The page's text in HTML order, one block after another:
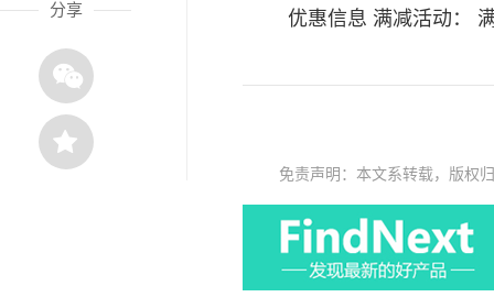
分享 优惠信息 满减活动： 满
免责声明：本文系转载，版权